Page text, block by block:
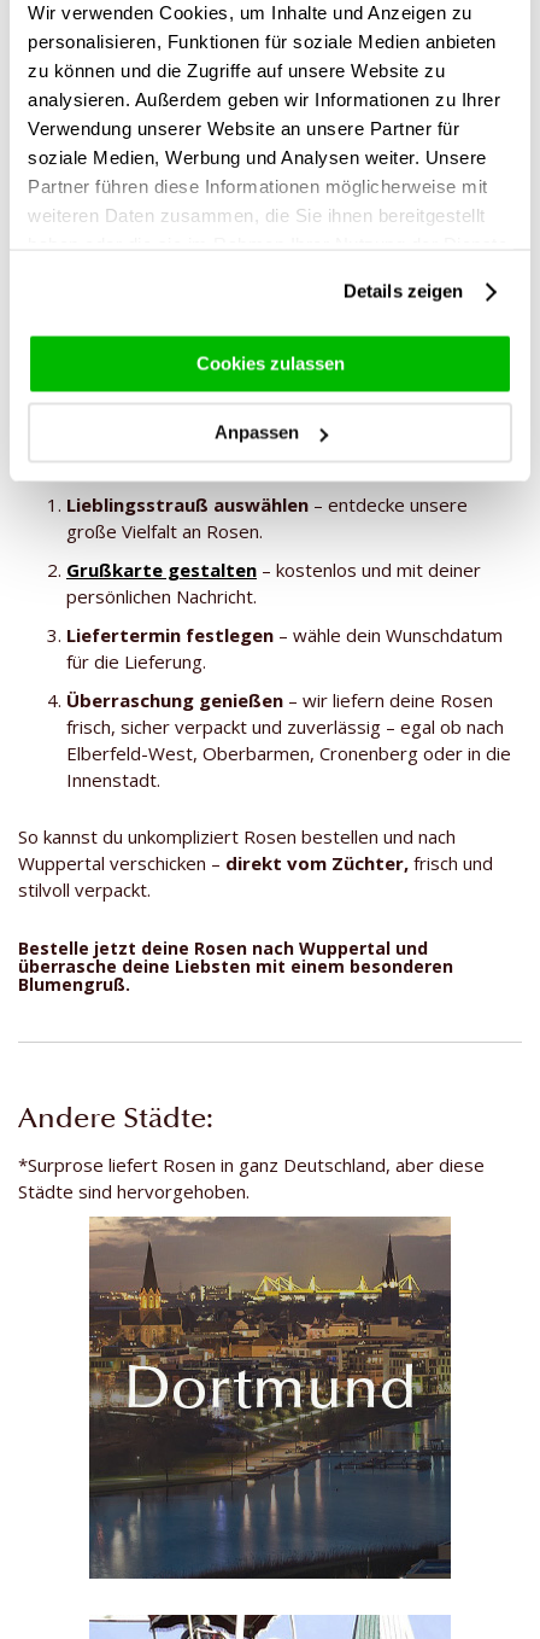
Wir verwenden Cookies, um Inhalte und Anzeigen zu
personalisieren, Funktionen für soziale Medien anbieten
zu können und die Zugriffe auf unsere Website zu
analysieren. Außerdem geben wir Informationen zu Ihrer
Verwendung unserer Website an unsere Partner für
soziale Medien, Werbung und Analysen weiter. Unsere
Partner führen diese Informationen möglicherweise mit
weiteren Daten zusammen, die Sie ihnen bereitgestellt
Details zeigen
Cookies zulassen
Anpassen
So einfach funktioniert der Rosenversand nach
Wuppertal
Mit Surprose ist das Rosen liefern lassen nach Wuppertal
kinderleicht:
Lieblingsstrauß auswählen – entdecke unsere
große Vielfalt an Rosen.
Grußkarte gestalten – kostenlos und mit deiner
persönlichen Nachricht.
Liefertermin festlegen – wähle dein Wunschdatum
für die Lieferung.
Überraschung genießen – wir liefern deine Rosen
frisch, sicher verpackt und zuverlässig – egal ob nach
Elberfeld-West, Oberbarmen, Cronenberg oder in die
Innenstadt.
So kannst du unkompliziert Rosen bestellen und nach
Wuppertal verschicken – direkt vom Züchter, frisch und
stilvoll verpackt.
Bestelle jetzt deine Rosen nach Wuppertal und
überrasche deine Liebsten mit einem besonderen
Blumengruß.
Andere Städte:
*Surprose liefert Rosen in ganz Deutschland, aber diese
Städte sind hervorgehoben.